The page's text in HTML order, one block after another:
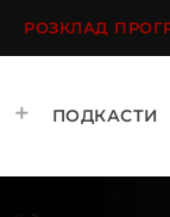
РОЗКЛАД
ПОДКАСТИ